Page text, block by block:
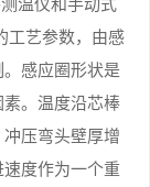
工艺参数，由感
感应圈形状是
。温度沿芯棒
压弯头壁厚增
度作为一个重